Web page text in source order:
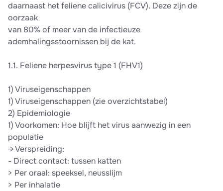
daarnaast het feliene calicivirus (FCV). Deze zijn de
oorzaak
van 80% of meer van de infectieuze
ademhalingsstoornissen bij de kat.
1.1. Feliene herpesvirus type 1 (FHV1)
1) Viruseigenschappen
1) Viruseigenschappen (zie overzichtstabel)
2) Epidemiologie
1) Voorkomen: Hoe blijft het virus aanwezig in een
populatie
→ Verspreiding:
- Direct contact: tussen katten
> Per oraal: speeksel, neusslijm
> Per inhalatie